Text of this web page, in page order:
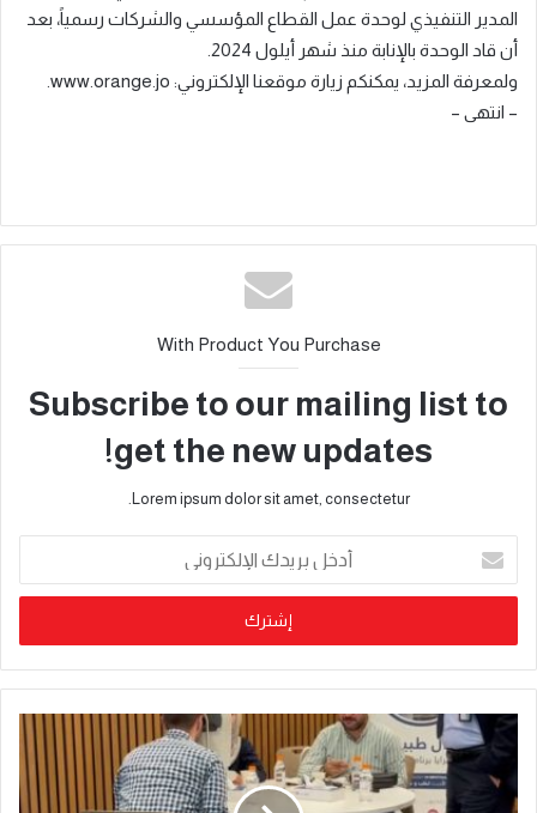
المدير التنفيذي لوحدة عمل القطاع المؤسسي والشركات رسمياً، بعد
أن قاد الوحدة بالإنابة منذ شهر أيلول 2024.
ولمعرفة المزيد، يمكنكم زيارة موقعنا الإلكتروني: www.orange.jo.
– انتهى –
With Product You Purchase
Subscribe to our mailing list to
get the new updates!
Lorem ipsum dolor sit amet, consectetur.